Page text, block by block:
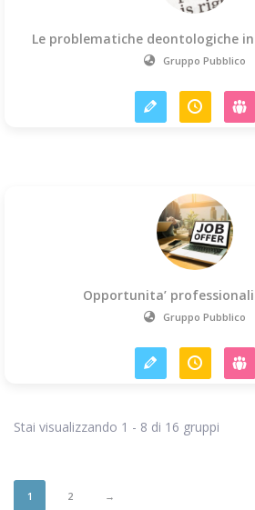
Le problematiche deontologiche
Gruppo Pubblico
Opportunita’ professionali
Gruppo Pubblico
Stai visualizzando 1 - 8 di 16 gruppi
1 2 →